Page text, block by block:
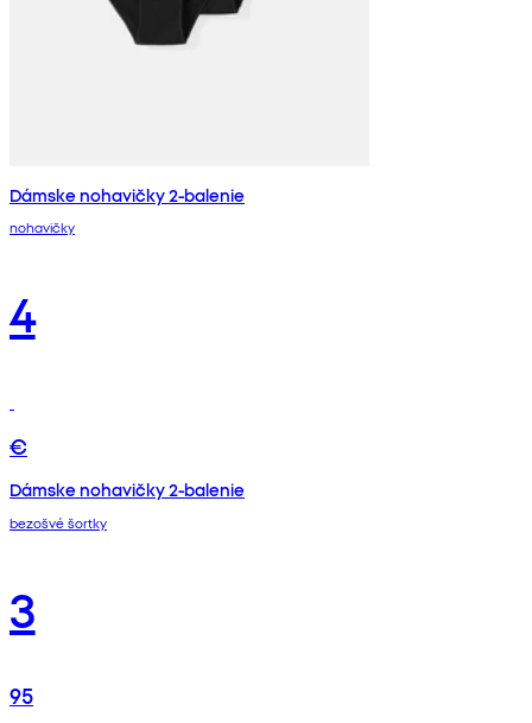
Dámske nohavičky 2-balenie
nohavičky
4
€
Dámske nohavičky 2-balenie
bezošvé šortky
3
95